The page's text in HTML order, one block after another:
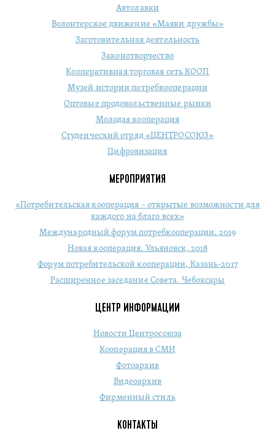
Автолавки
Волонтерское движение «Маяки дружбы»
Заготовительная деятельность
Законотворчество
Кооперативная торговая сеть КООП
Музей истории потребкооперации
Оптовые продовольственные рынки
Молодая кооперация
Студенческий отряд «ЦЕНТРОСОЮЗ»
Цифровизация
МЕРОПРИЯТИЯ
«Потребительская кооперация – открытые возможности для
каждого на благо всех»
Международный форум потребкооперации. 2019
Новая кооперация. Ульяновск, 2018
Форум потребительской кооперации, Казань-2017
Расширенное заседание Совета. Чебоксары
ЦЕНТР ИНФОРМАЦИИ
Новости Центросоюза
Кооперация в СМИ
Фотоархив
Видеоархив
Фирменный стиль
КОНТАКТЫ